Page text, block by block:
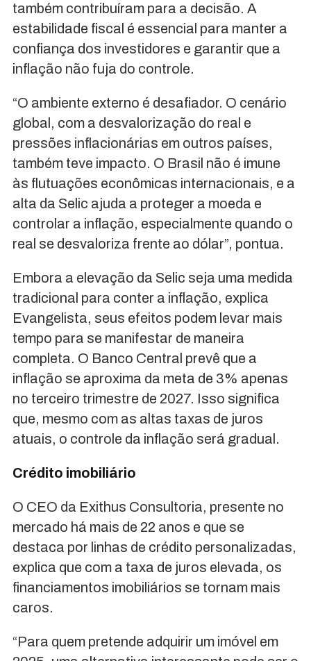
também contribuíram para a decisão. A
estabilidade fiscal é essencial para manter a
confiança dos investidores e garantir que a
inflação não fuja do controle.
“O ambiente externo é desafiador. O cenário
global, com a desvalorização do real e
pressões inflacionárias em outros países,
também teve impacto. O Brasil não é imune
às flutuações econômicas internacionais, e a
alta da Selic ajuda a proteger a moeda e
controlar a inflação, especialmente quando o
real se desvaloriza frente ao dólar”, pontua.
Embora a elevação da Selic seja uma medida
tradicional para conter a inflação, explica
Evangelista, seus efeitos podem levar mais
tempo para se manifestar de maneira
completa. O Banco Central prevê que a
inflação se aproxima da meta de 3% apenas
no terceiro trimestre de 2027. Isso significa
que, mesmo com as altas taxas de juros
atuais, o controle da inflação será gradual.
Crédito imobiliário
O CEO da Exithus Consultoria, presente no
mercado há mais de 22 anos e que se
destaca por linhas de crédito personalizadas,
explica que com a taxa de juros elevada, os
financiamentos imobiliários se tornam mais
caros.
“Para quem pretende adquirir um imóvel em